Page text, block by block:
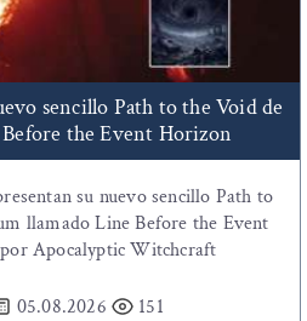
sencillo Path to the Void de
the Event Horizon
su nuevo sencillo Path to
llamado Line Before the Event
Apocalyptic Witchcraft
05.08.2026 151